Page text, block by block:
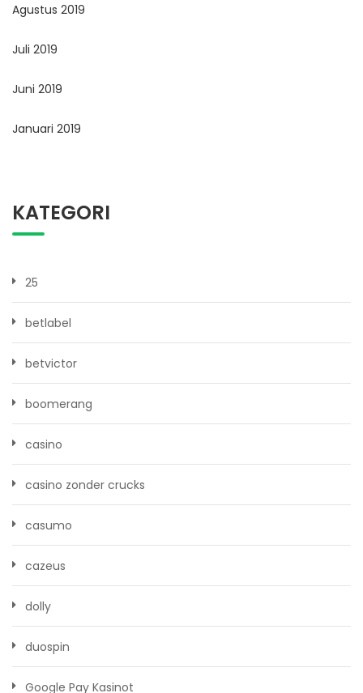
Agustus 2019
Juli 2019
Juni 2019
Januari 2019
KATEGORI
25
betlabel
betvictor
boomerang
casino
casino zonder crucks
casumo
cazeus
dolly
duospin
Google Pay Kasinot